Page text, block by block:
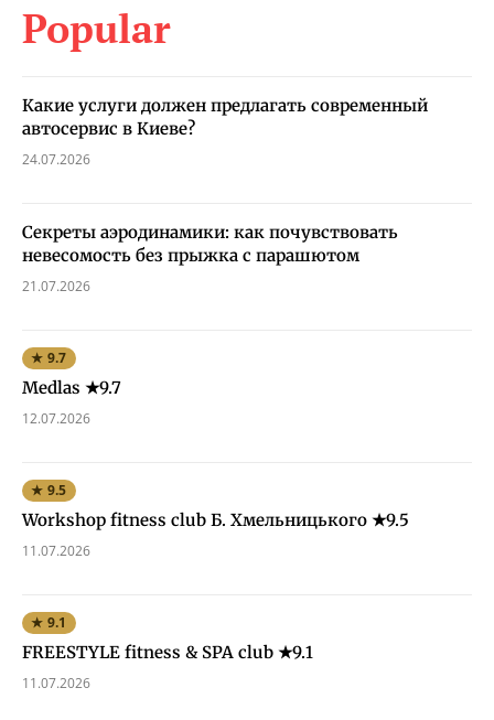
Popular
Какие услуги должен предлагать современный
автосервис в Киеве?
24.07.2026
Секреты аэродинамики: как почувствовать
невесомость без прыжка с парашютом
21.07.2026
★ 9.7
Medlas ★9.7
12.07.2026
★ 9.5
Workshop fitness club Б. Хмельницького ★9.5
11.07.2026
★ 9.1
FREESTYLE fitness & SPA club ★9.1
11.07.2026